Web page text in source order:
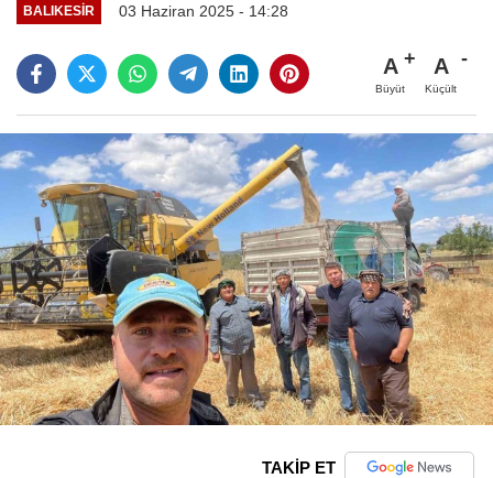
BALIKESIR 03 Haziran 2025 - 14:28
A
Büyüt
A
Küçült
TAKİP ET